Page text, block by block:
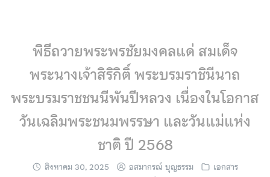
พิธีถวายพระพรชัยมงคลแด่ สมเด็จ
พระนางเจ้าสิริกิติ์ พระบรมราชินีนาถ
พระบรมราชชนนีพันปีหลวง เนื่องในโอกาส
วันเฉลิมพระชนมพรรษา และวันแม่แห่ง
ชาติ ปี 2568
สิงหาคม 30, 2025 อสมากรณ์ บุญธรรม
เอกสาร